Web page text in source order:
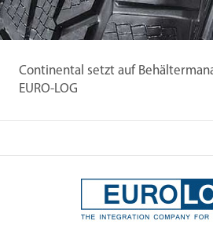
Continental setzt auf
EURO-LOG